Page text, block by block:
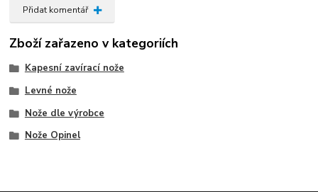
Přidat komentář
Zboží zařazeno v kategoriích
Kapesní zavírací nože
Levné nože
Nože dle výrobce
Nože Opinel